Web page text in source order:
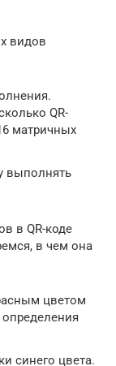
видов
QR-
матричных
выполнять
в QR-коде
в чем она
цветом
синего цвета.